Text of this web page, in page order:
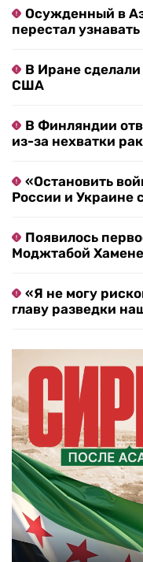
Осужденный в
перестал
В Иране сделали
США
В Финляндии
из-за нехватки
«Остановить
России и Украине
Появилось
Моджтабой
«Я не могу
главу разведки